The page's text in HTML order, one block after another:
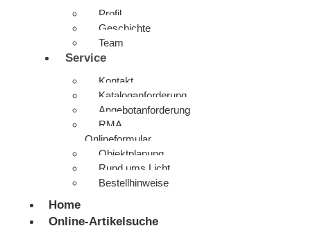
Profil
Geschichte
Team
Service
Kontakt
Kataloganforderung
Angebotanforderung
RMA
Onlineformular
Objektplanung
Rund ums Licht
Bestellhinweise
Home
Online-Artikelsuche